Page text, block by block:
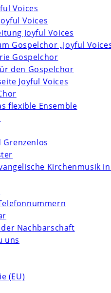
Voices
Voices
Joyful Voices
Gospelchor „Joyful
Gospelchor
den Gospelchor
Joyful Voices
flexible Ensemble
Grenzenlos
Kirchenmusik
Nachbarschaft
uns
(EU)